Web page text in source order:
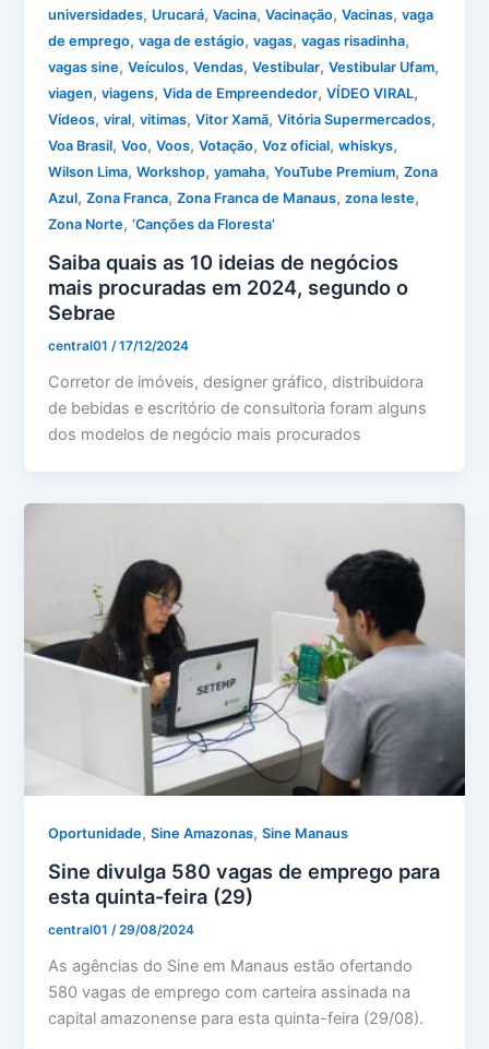
universidades, Urucará,Vacina,Vacinação,Vacinas,vaga
de emprego,vaga de estágio,vagas,vagas risadinha,
vagas sine,Veículos,Vendas,Vestibular,Vestibular Ufam,
viagen,viagens,Vida de Empreendedor,VÍDEO VIRAL,
Vídeos,viral,vitimas,Vitor Xamã,Vitória Supermercados,
Voa Brasil,Voo,Voos,Votação,Voz oficial,whiskys,
Wilson Lima,Workshop,yamaha,YouTube Premium,Zona
Azul,Zona Franca,Zona Franca de Manaus,zona leste,
Zona Norte,‘Canções da Floresta’
Saiba quais as 10 ideias de negócios
mais procuradas em 2024, segundo o
Sebrae
central01/17/12/2024
Corretor de imóveis, designer gráfico, distribuidora
de bebidas e escritório de consultoria foram alguns
dos modelos de negócio mais procurados
Oportunidade,Sine Amazonas,Sine Manaus
Sine divulga 580 vagas de emprego para
esta quinta-feira (29)
central01/29/08/2024
As agências do Sine em Manaus estão ofertando
580 vagas de emprego com carteira assinada na
capital amazonense para esta quinta-feira (29/08).